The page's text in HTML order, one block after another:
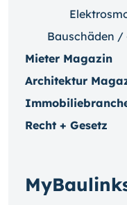
Bauschäden /
Mieter Magazin
Architektur
Recht + Gesetz